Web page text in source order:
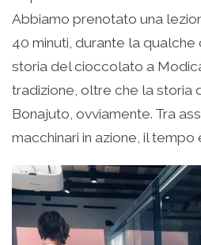
Abbiamo prenotato una
40 minuti, durante la
storia del cioccolato a
tradizione, oltre che la storia
Bonajuto, ovviamente. Tra
macchinari in azione, il tempo